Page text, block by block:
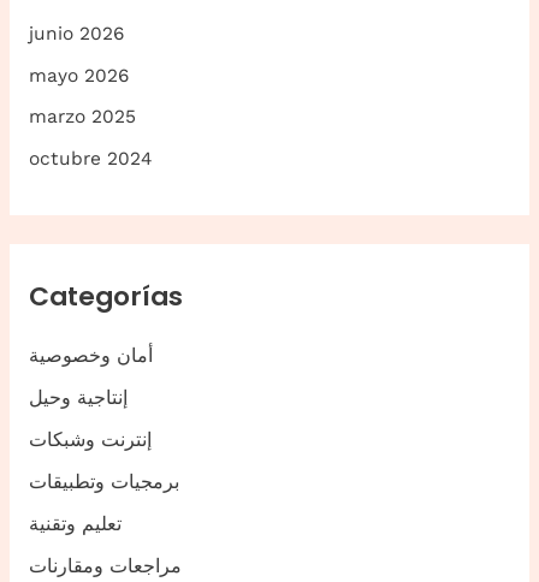
junio 2026
mayo 2026
marzo 2025
octubre 2024
Categorías
أمان وخصوصية
إنتاجية وحيل
إنترنت وشبكات
برمجيات وتطبيقات
تعليم وتقنية
مراجعات ومقارنات